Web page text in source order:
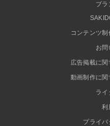
ブラ
コンテンツ
お問
広告掲載に
動画制作に
ライ
利
プライバ